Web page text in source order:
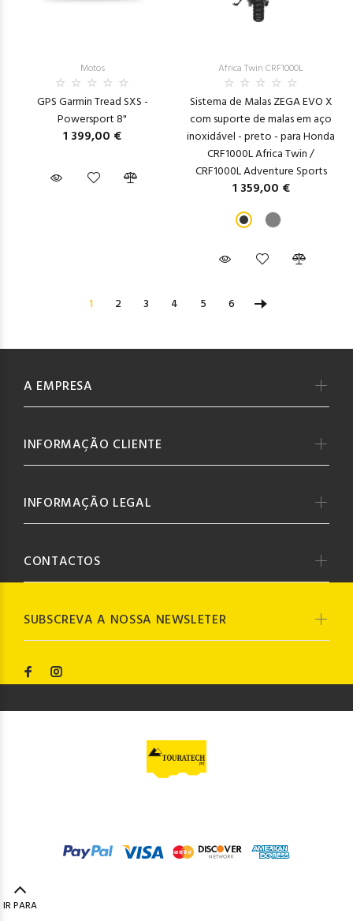
Motos
GPS Garmin Tread SXS -
Powersport 8"
1 399,00 €
Africa Twin CRF1000L
Sistema de Malas ZEGA EVO X
com suporte de malas em aço
inoxidável - preto - para Honda
CRF1000L Africa Twin /
CRF1000L Adventure Sports
1 359,00 €
1 2 3 4 5 6
SUBSCREVA A NOSSA NEWSLETER
A EMPRESA
INFORMAÇÃO CLIENTE
INFORMAÇÃO LEGAL
CONTACTOS
IR PARA